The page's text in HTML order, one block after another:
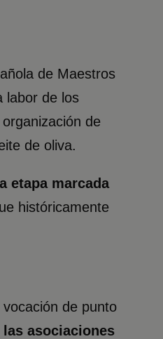
de Maestros
labor de los
de
de oliva.
etapa marcada
históricamente
de punto
asociaciones